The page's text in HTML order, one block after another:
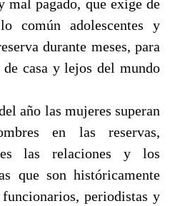
mal pagado, que exige de
común adolescentes y
durante meses, para
casa y lejos del mundo
año las mujeres superan
en las reservas,
las relaciones y los
que son históricamente
periodistas y